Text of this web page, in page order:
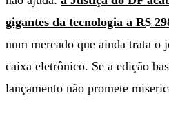
gigantes da tecnologia a R$
num mercado que ainda trata o
caixa eletrônico. Se a edição
lançamento não promete